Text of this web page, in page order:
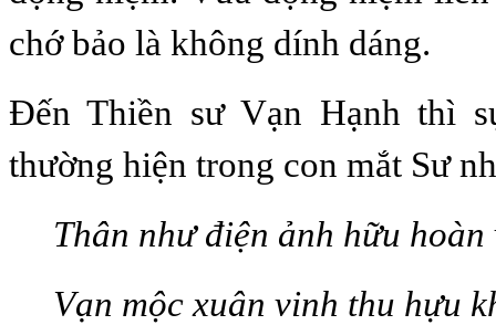
chớ bảo là không dính dáng.
Đến Thiền sư Vạn Hạnh thì
thường hiện trong con mắt Sư
Thân như điện ảnh hữu hoàn
Vạn mộc xuân vinh thu hựu